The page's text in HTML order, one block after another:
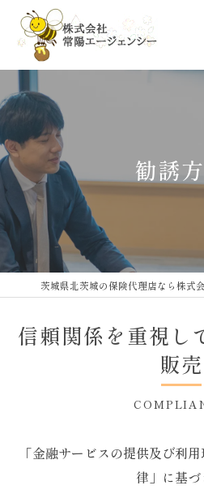
勧誘
信頼関係を重視し
販売
「金融サービスの提供及び利
律」に基づ